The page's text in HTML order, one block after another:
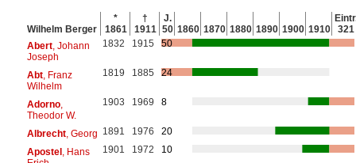
Wilhelm Berger
*
1861
†
1911
J.
50 1860 1870 1880 1890 1900 1910
321
Abert, Johann
Joseph
1832 1915 50
Abt, Franz
Wilhelm
1819 1885 24
Adorno,
Theodor W.
1903 1969 8
Albrecht, Georg 1891 1976
20
Apostel, Hans
1901 1972 10